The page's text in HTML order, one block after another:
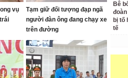
vụ
Tạm giữ đối tượng đạp ngã
người đàn ông đang chạy xe
trên đường
Bê
bị tố
tế